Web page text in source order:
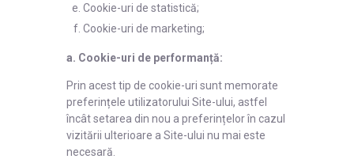
Cookie-uri de statistică;
Cookie-uri de marketing;
a. Cookie-uri de performanță:
Prin acest tip de cookie-uri sunt memorate
preferințele utilizatorului Site-ului, astfel
încât setarea din nou a preferințelor în cazul
vizitării ulterioare a Site-ului nu mai este
necesară.